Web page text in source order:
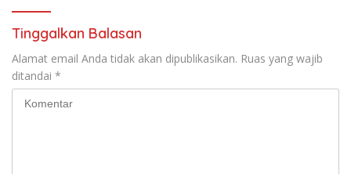
Tinggalkan Balasan
Alamat email Anda tidak akan dipublikasikan. Ruas yang wajib
ditandai *